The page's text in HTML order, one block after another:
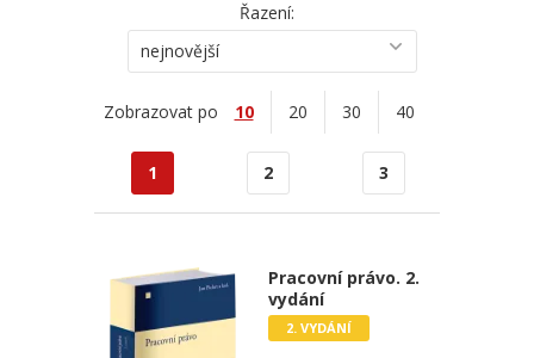
Řazení:
nejnovější
Zobrazovat po 10 20 30 40
1 2 3
Pracovní právo. 2.
vydání
2. VYDÁNÍ